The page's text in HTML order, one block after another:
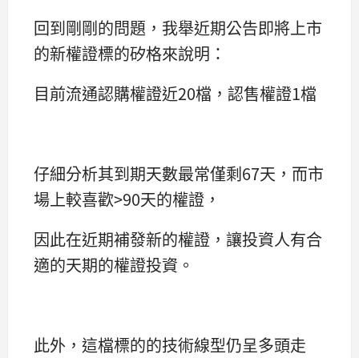
回到剛剛的問題，我舉近期公告即將上市
的新權證標的矽格來說明：
目前流通認購權證近20檔，認售權證1檔
仔細分析其到期天數最常僅剩67天，而市
場上較喜歡>90天的權證，
因此在近期補發新的權證，讓投資人有合
適的天期的權證投資。
此外，這檔標的的技術線型仍呈多頭走